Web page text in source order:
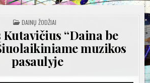
POSTED
IN
DAINŲ ŽODŽIAI
“Daina be
muzikos
pasaulyje